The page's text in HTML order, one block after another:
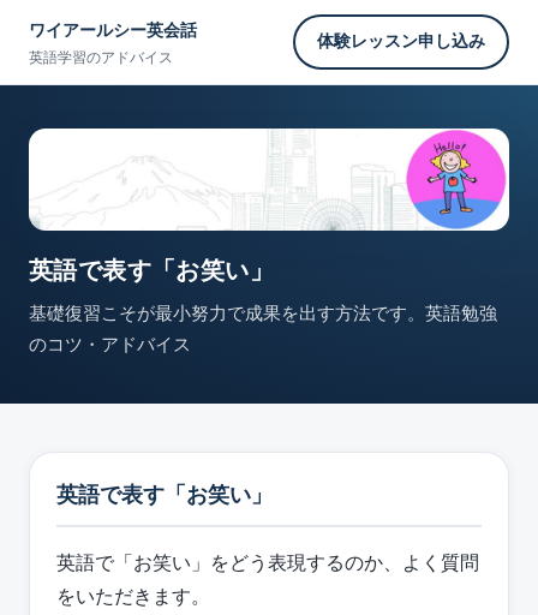
ワイアールシー英会話
英語学習のアドバイス
体験レッスン申し込み
英語で表す「お笑い」
基礎復習こそが最小努力で成果を出す方法です。英語勉強
のコツ・アドバイス
英語で表す「お笑い」
英語で「お笑い」をどう表現するのか、よく質問
をいただきます。